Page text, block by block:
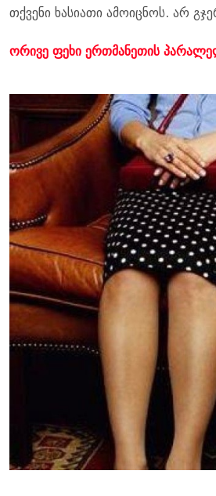
თქვენი ხასიათი ამოიცნოს. არ
ორივე ფეხი ერთმანეთის